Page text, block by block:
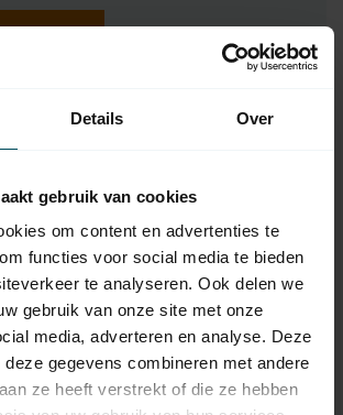
Details Over
gebruik van cookies
om content en advertenties te
functies voor social media te bieden
te analyseren. Ook delen we
gebruik van onze site met onze
media, adverteren en analyse. Deze
deze gegevens combineren met andere
ze heeft verstrekt of die ze hebben
nous
rotatif
Interrupteur à bouton
poussoir en saillie